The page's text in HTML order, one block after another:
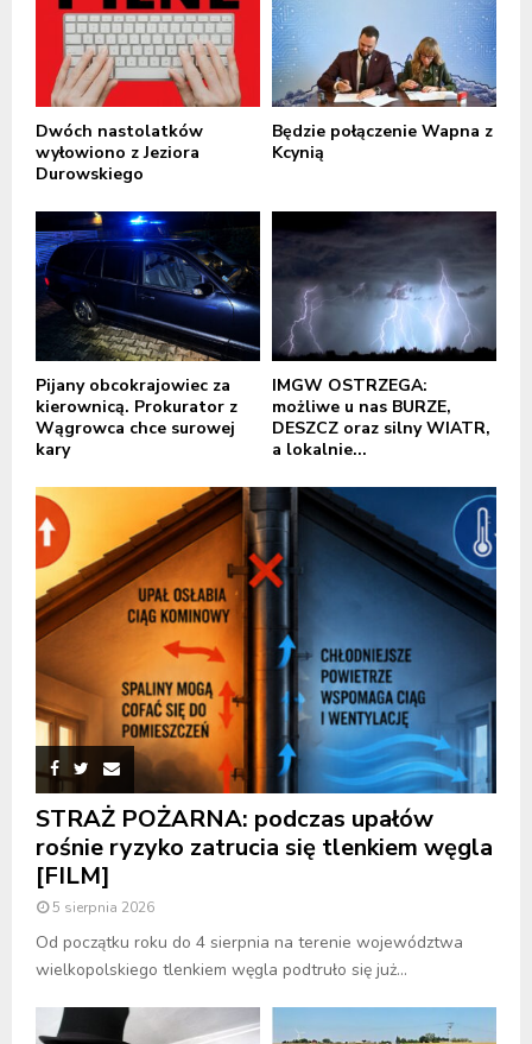
Dwóch nastolatków
wyłowiono z Jeziora
Durowskiego
Będzie połączenie Wapna z
Kcynią
Pijany obcokrajowiec za
kierownicą. Prokurator z
Wągrowca chce surowej
kary
IMGW OSTRZEGA:
możliwe u nas BURZE,
DESZCZ oraz silny WIATR,
a lokalnie...
STRAŻ POŻARNA: podczas upałów
rośnie ryzyko zatrucia się tlenkiem węgla
[FILM]
5 sierpnia 2026
Od początku roku do 4 sierpnia na terenie województwa
wielkopolskiego tlenkiem węgla podtruło się już...